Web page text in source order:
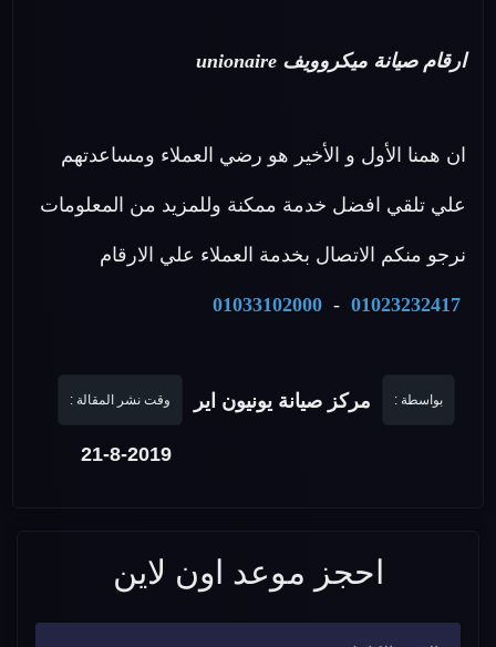
ارقام صيانة ميكروويف unionaire
ان همنا الأول و الأخير هو رضي العملاء ومساعدتهم
علي تلقي افضل خدمة ممكنة وللمزيد من المعلومات
نرجو منكم الاتصال بخدمة العملاء علي الارقام
01023232417
-
01033102000
بواسطة : مركز صيانة يونيون اير وقت نشر المقالة :
21-8-2019
احجز موعد اون لاين